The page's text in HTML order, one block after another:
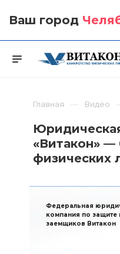
Ваш город
Главная Видео
«Витакон» —
физических
Федеральная
компания по защите
заемщиков Витакон